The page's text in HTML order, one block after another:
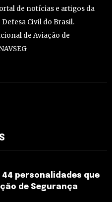
de notícias e artigos da
Civil do Brasil.
de Aviação de
44 personalidades que
de Segurança